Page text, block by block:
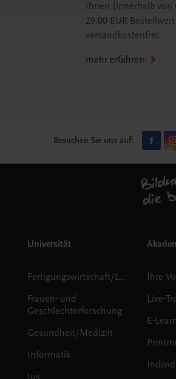
Ihnen (innerhalb von
29,00 EUR
versandkostenfrei.
mehr erfahren
Besuchen Sie uns auf:
Universität
Fertigungswirtschaft/Logistik
Frauen- und
Geschlechterforschung
Gesundheit/Medizin
Informatik
Jus
Ihre
Live-
E-